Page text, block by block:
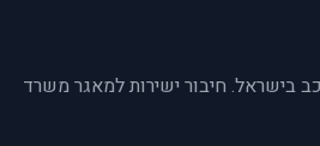
בישראל. חיבור ישירות למאגר משרד